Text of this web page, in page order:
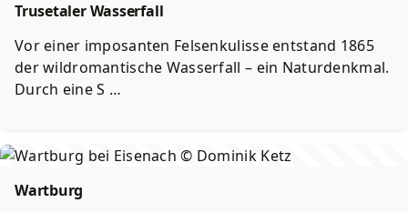
Trusetaler Wasserfall
Vor einer imposanten Felsenkulisse entstand 1865
der wildromantische Wasserfall – ein Naturdenkmal.
Durch eine S …
Wartburg